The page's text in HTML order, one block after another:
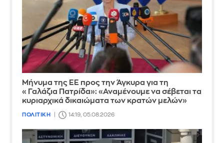
Μήνυμα της ΕΕ προς την Άγκυρα για τη
«Γαλάζια Πατρίδα»: «Αναμένουμε να σέβεται τα
κυριαρχικά δικαιώματα των κρατών μελών»
ΠΟΛΙΤΙΚΗ 14:19, 05.08.2026